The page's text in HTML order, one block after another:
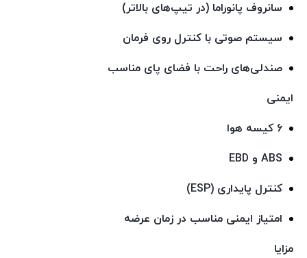
سانروف پانوراما (در تیپ‌های بالاتر)
سیستم صوتی با کنترل روی فرمان
صندلی‌های راحت با فضای پای مناسب
ایمنی
6 کیسه هوا
ABS و EBD
کنترل پایداری (ESP)
امتیاز ایمنی مناسب در زمان عرضه
مزایا